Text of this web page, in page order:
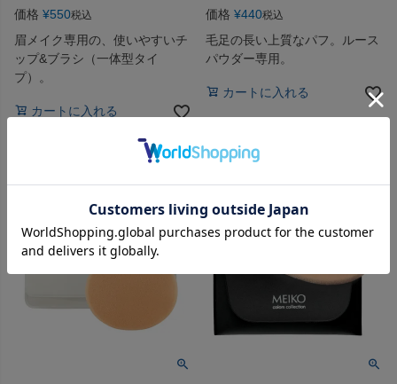
価格 ¥550税込
眉メイク専用の、使いやすいチ
ップ&ブラシ（一体型タイ
プ）。
カートに入れる
（
価格 ¥440税込
毛足の長い上質なパフ。ルース
パウダー専用。
カートに入れる